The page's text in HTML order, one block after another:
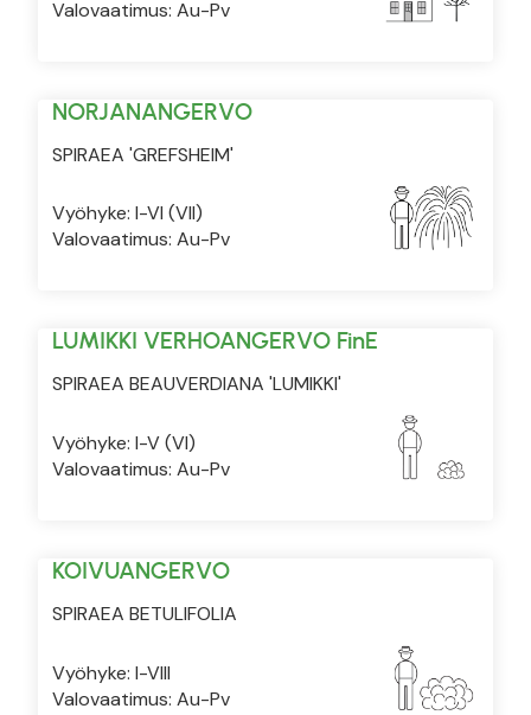
Valovaatimus: Au-Pv
NORJANANGERVO
SPIRAEA 'GREFSHEIM'
Vyöhyke: I-VI (VII)
Valovaatimus: Au-Pv
LUMIKKI VERHOANGERVO FinE
SPIRAEA BEAUVERDIANA 'LUMIKKI'
Vyöhyke: I-V (VI)
Valovaatimus: Au-Pv
KOIVUANGERVO
SPIRAEA BETULIFOLIA
Vyöhyke: I-VIII
Valovaatimus: Au-Pv